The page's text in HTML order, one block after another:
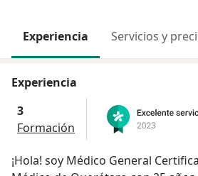
Experiencia Servicios y
Experiencia
3
Formación
¡Hola! soy Médico General